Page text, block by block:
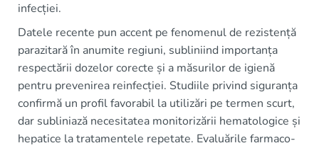
infecției.
Datele recente pun accent pe fenomenul de rezistență
parazitară în anumite regiuni, subliniind importanța
respectării dozelor corecte și a măsurilor de igienă
pentru prevenirea reinfecției. Studiile privind siguranța
confirmă un profil favorabil la utilizări pe termen scurt,
dar subliniază necesitatea monitorizării hematologice și
hepatice la tratamentele repetate. Evaluările farmaco-